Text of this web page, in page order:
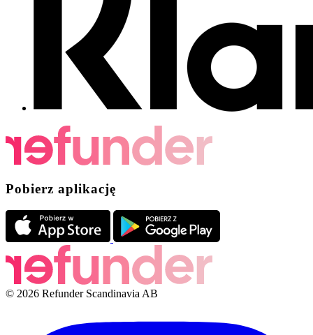
Pobierz aplikację
© 2026 Refunder Scandinavia AB